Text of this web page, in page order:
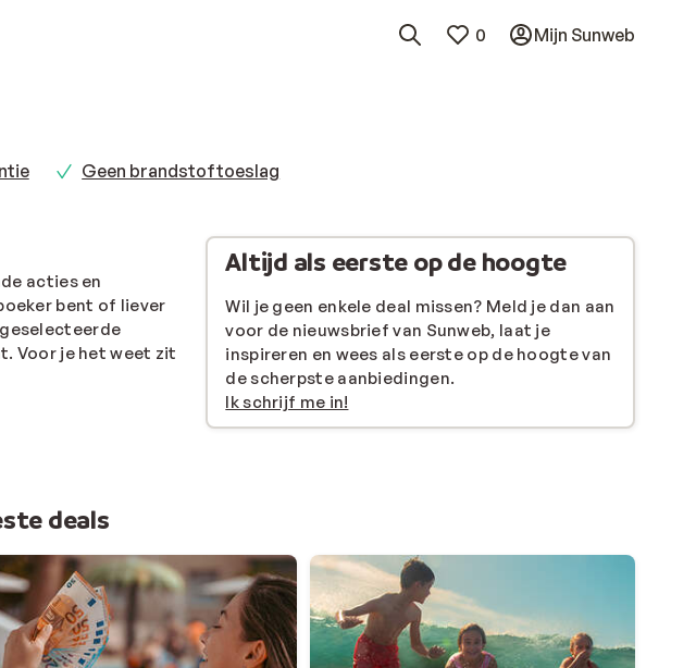
0 Mijn Sunweb
Geen brandstoftoeslag
acties en
bent of liever
Voor je het weet zit
Altijd als eerste op de hoogte
Wil je geen enkele deal missen? Meld je dan aan
voor de nieuwsbrief van Sunweb, laat je
inspireren en wees als eerste op de hoogte van
de scherpste aanbiedingen.
Ik schrijf me in!
deals